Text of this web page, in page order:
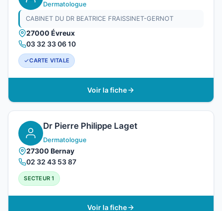
Dermatologue
CABINET DU DR BEATRICE FRAISSINET-GERNOT
27000 Évreux
03 32 33 06 10
CARTE VITALE
Voir la fiche
Dr Pierre Philippe Laget
Dermatologue
27300 Bernay
02 32 43 53 87
SECTEUR 1
Voir la fiche